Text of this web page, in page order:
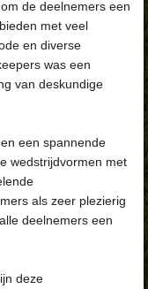
de deelnemers een
met veel
en diverse
was een
van deskundige
een spannende
wedstrijdvormen met
als zeer plezierig
deelnemers een
deze